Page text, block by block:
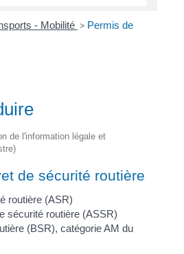
- Mobilité > Permis de
de l'information légale et
de sécurité routière
routière (ASR)
sécurité routière (ASSR)
(BSR), catégorie AM du